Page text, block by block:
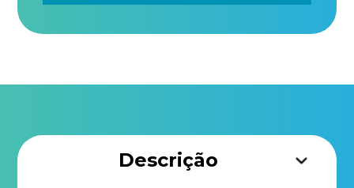
Descrição